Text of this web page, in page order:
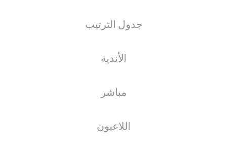
جدول الترتيب
الأندية
مباشر
اللاعبون
16.06.2003